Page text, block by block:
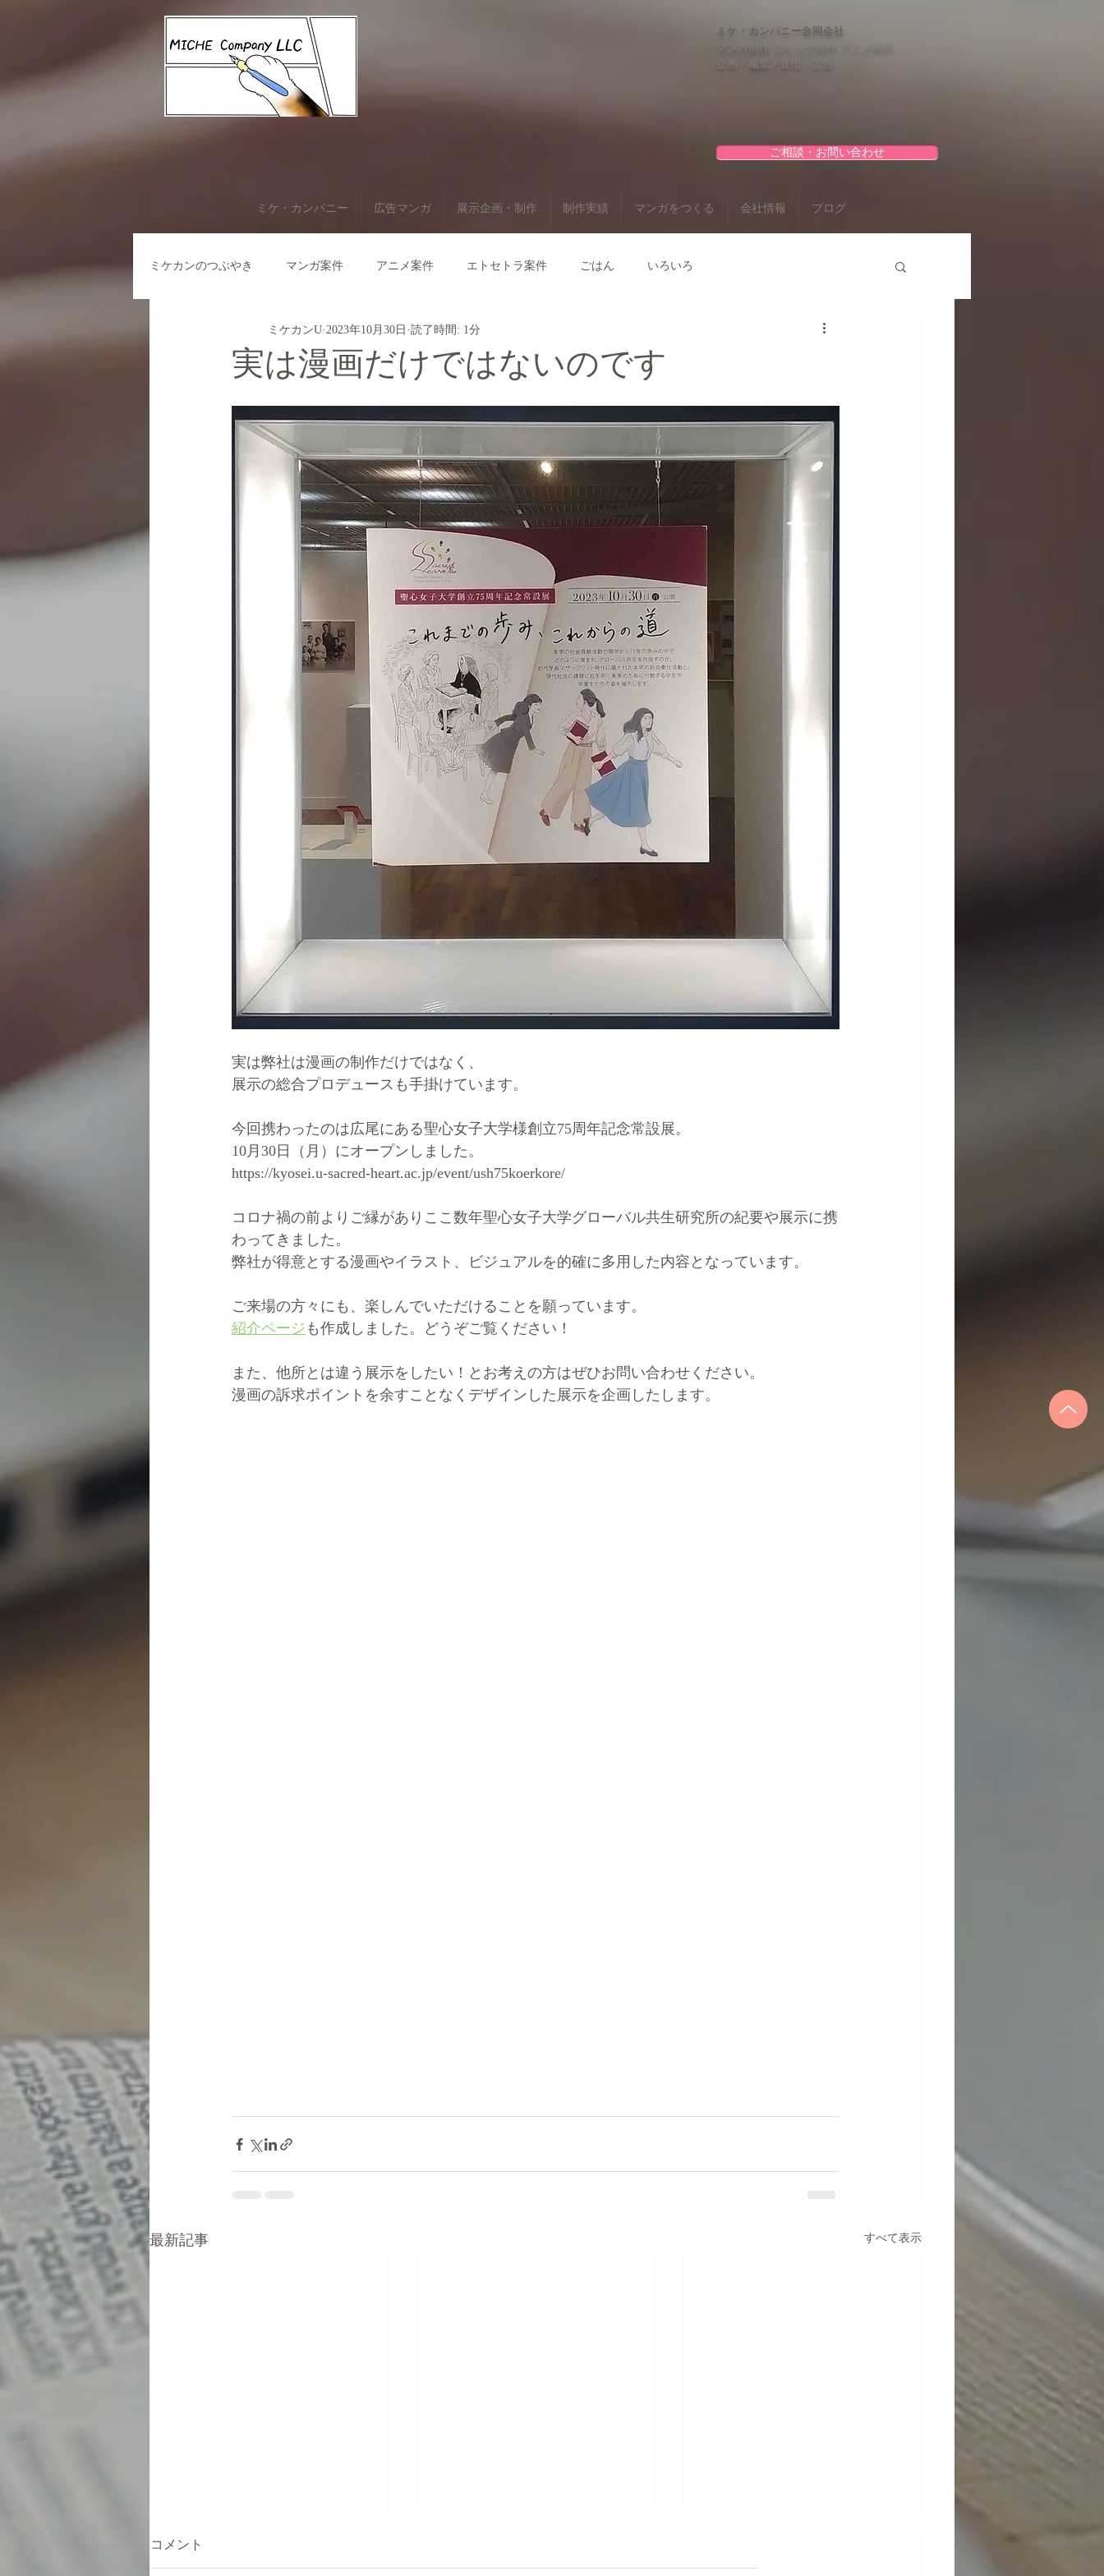
ミケ・カンパニー合同会社
マンガ制作 コミック制作 アニメ制作
企画・編集 / 宣伝・広告
ご相談・お問い合わせ
ミケ・カンパニー 広告マンガ 展示企画・制作 制作実績 マンガをつくる 会社情報 ブログ
ミケカンのつぶやき マンガ案件 アニメ案件 エトセトラ案件 ごはん いろいろ
実は漫画だけではないのです
ミケカンU 2023年10月30日 読了時間: 1分
実は弊社は漫画の制作だけではなく、
展示の総合プロデュースも手掛けています。
今回携わったのは広尾にある聖心女子大学様創立75周年記念常設展。
10月30日（月）にオープンしました。
https://kyosei.u-sacred-heart.ac.jp/event/ush75koerkore/
コロナ禍の前よりご縁がありここ数年聖心女子大学グローバル共生研究所の紀要や展示に携
わってきました。
弊社が得意とする漫画やイラスト、ビジュアルを的確に多用した内容となっています。
ご来場の方々にも、楽しんでいただけることを願っています。
紹介ページ も作成しました。どうぞご覧ください！
また、他所とは違う展示をしたい！とお考えの方はぜひお問い合わせください。
漫画の訴求ポイントを余すことなくデザインした展示を企画したします。
最新記事 すべて表示
コメント